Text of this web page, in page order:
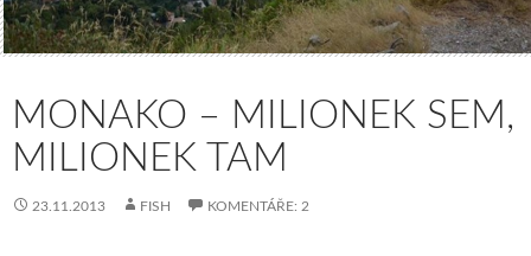
MONAKO – MILIONEK SEM,
MILIONEK TAM
23.11.2013 FISH KOMENTÁŘE: 2